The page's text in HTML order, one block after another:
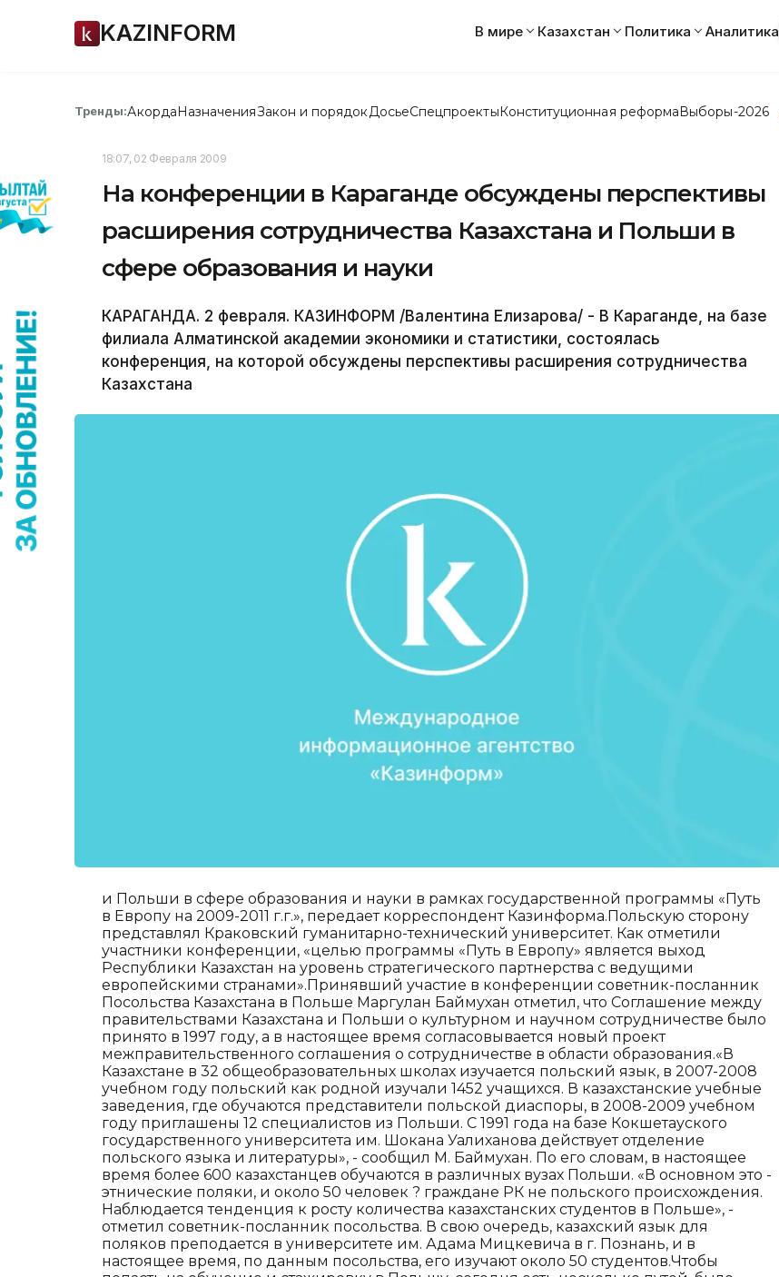
KAZINFORM В мире Казахстан Политика Аналитика
Тренды:АкордаНазначенияЗакон и порядок ДосьеСпецпроектыКонституционная реформаВыборы-2026
18:07, 02 Февраля 2009
На конференции в Караганде обсуждены перспективы
расширения сотрудничества Казахстана и Польши в
сфере образования и науки
КАРАГАНДА. 2 февраля. КАЗИНФОРМ /Валентина Елизарова/ - В Караганде, на базе
филиала Алматинской академии экономики и статистики, состоялась
конференция, на которой обсуждены перспективы расширения сотрудничества
Казахстана
и Польши в сфере образования и науки в рамках государственной программы «Путь
в Европу на 2009-2011 г.г.», передает корреспондент Казинформа.Польскую сторону
представлял Краковский гуманитарно-технический университет. Как отметили
участники конференции, «целью программы «Путь в Европу» является выход
Республики Казахстан на уровень стратегического партнерства с ведущими
европейскими странами».Принявший участие в конференции советник-посланник
Посольства Казахстана в Польше Маргулан Баймухан отметил, что Соглашение между
правительствами Казахстана и Польши о культурном и научном сотрудничестве было
принято в 1997 году, а в настоящее время согласовывается новый проект
межправительственного соглашения о сотрудничестве в области образования.«В
Казахстане в 32 общеобразовательных школах изучается польский язык, в 2007-2008
учебном году польский как родной изучали 1452 учащихся. В казахстанские учебные
заведения, где обучаются представители польской диаспоры, в 2008-2009 учебном
году приглашены 12 специалистов из Польши. С 1991 года на базе Кокшетауского
государственного университета им. Шокана Уалиханова действует отделение
польского языка и литературы», - сообщил М. Баймухан. По его словам, в настоящее
время более 600 казахстанцев обучаются в различных вузах Польши. «В основном это -
этнические поляки, и около 50 человек ? граждане РК не польского происхождения.
Наблюдается тенденция к росту количества казахстанских студентов в Польше», -
отметил советник-посланник посольства. В свою очередь, казахский язык для
поляков преподается в университете им. Адама Мицкевича в г. Познань, и в
настоящее время, по данным посольства, его изучают около 50 студентов.Чтобы